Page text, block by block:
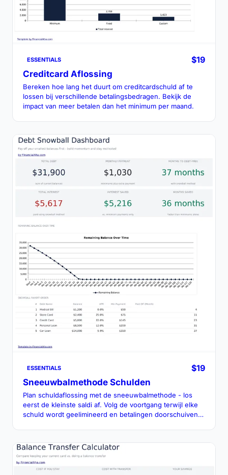
ESSENTIALS
$19
Creditcard Aflossing
Bereken hoe lang het duurt om creditcardschuld af te
lossen bij verschillende betalingsbedragen. Bekijk de
impact van meer betalen dan het minimum per maand.
ESSENTIALS
$19
Sneeuwbalmethode Schulden
Plan schuldaflossing met de sneeuwbalmethode - los
eerst de kleinste saldi af. Volg de voortgang terwijl elke
schuld wordt geelimineerd en betalingen doorschuiven